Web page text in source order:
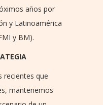
años por
y Latinoamérica
y BM).
recientes que
mantenemos